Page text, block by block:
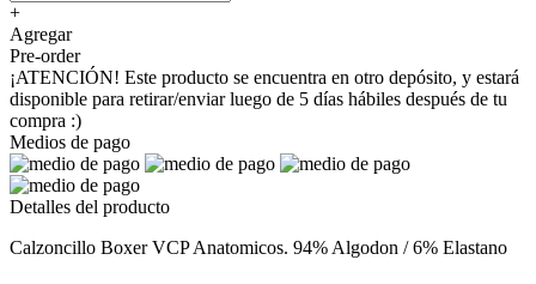
+
Agregar
Pre-order
¡ATENCIÓN! Este producto se encuentra en otro depósito, y estará
disponible para retirar/enviar luego de 5 días hábiles después de tu
compra :)
Medios de pago
Detalles del producto
Calzoncillo Boxer VCP Anatomicos. 94% Algodon / 6% Elastano